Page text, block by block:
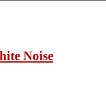
Noise